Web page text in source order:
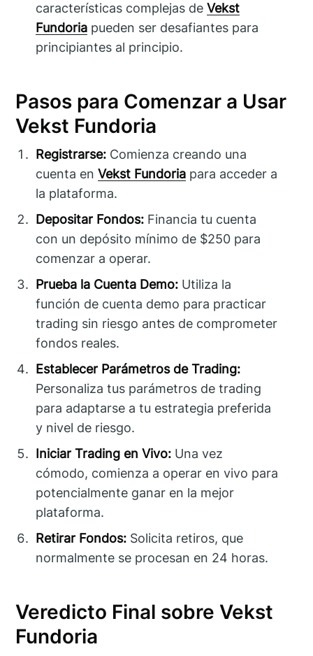
características complejas deVekst
Fundoria pueden ser desafiantes para
principiantes al principio.
Pasos para Comenzar a Usar
Vekst Fundoria
Registrarse: Comienza creando una
cuenta enVekst Fundoria para acceder a
la plataforma.
Depositar Fondos: Financia tu cuenta
con un depósito mínimo de $250 para
comenzar a operar.
Prueba la Cuenta Demo: Utiliza la
función de cuenta demo para practicar
trading sin riesgo antes de comprometer
fondos reales.
Establecer Parámetros de Trading:
Personaliza tus parámetros de trading
para adaptarse a tu estrategia preferida
y nivel de riesgo.
Iniciar Trading en Vivo: Una vez
cómodo, comienza a operar en vivo para
potencialmente ganar en la mejor
plataforma.
Retirar Fondos: Solicita retiros, que
normalmente se procesan en 24 horas.
Veredicto Final sobre Vekst
Fundoria